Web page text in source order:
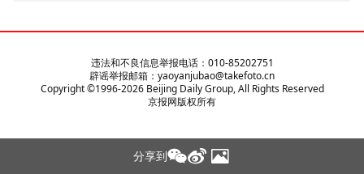
分享到
违法和不良信息举报电话：010-85202751
辟谣举报邮箱：yaoyanjubao@takefoto.cn
Copyright ©1996-2026Beijing Daily Group, All Rights Reserved
京报网版权所有